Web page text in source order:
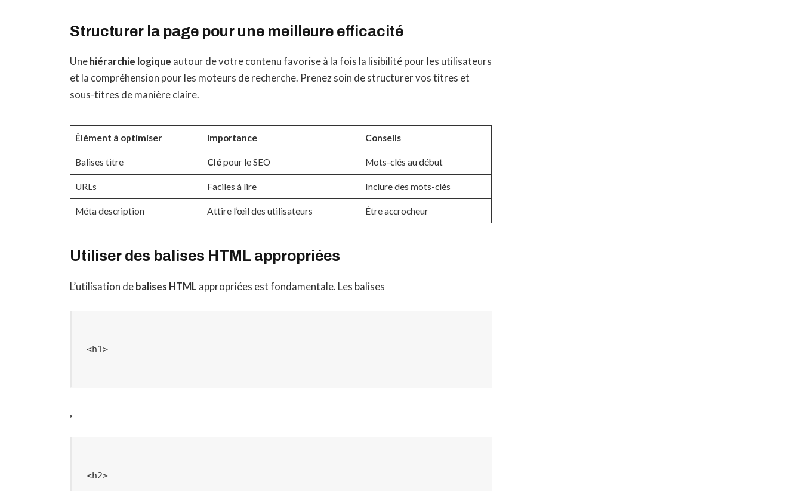
Structurer la page pour une meilleure efficacité
Une hiérarchie logique autour de votre contenu favorise à la fois la lisibilité pour les utilisateurs
et la compréhension pour les moteurs de recherche. Prenez soin de structurer vos titres et
sous-titres de manière claire.
Élément à optimiser Importance Conseils
Balises titre Clépour le SEO Mots-clés au début
URLs Faciles à lire Inclure des mots-clés
Méta description Attire l’œil des utilisateurs Être accrocheur
Utiliser des balises HTML appropriées
L’utilisation de balises HTML appropriées est fondamentale. Les balises
,